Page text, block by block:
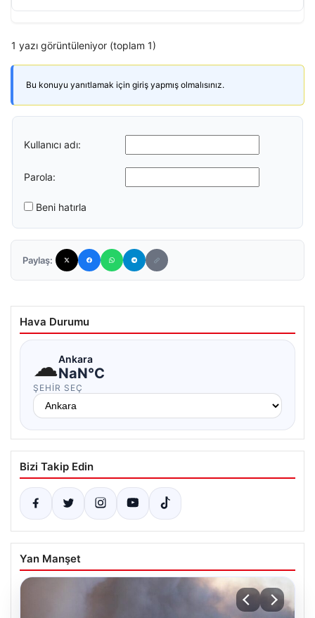
1 yazı görüntüleniyor (toplam 1)
Bu konuyu yanıtlamak için giriş yapmış olmalısınız.
Kullanıcı adı:
Parola:
Beni hatırla
Paylaş:
Hava Durumu
☁Ankara
NaN°C
ŞEHIR SEÇ
Bizi Takip Edin
Yan Manşet